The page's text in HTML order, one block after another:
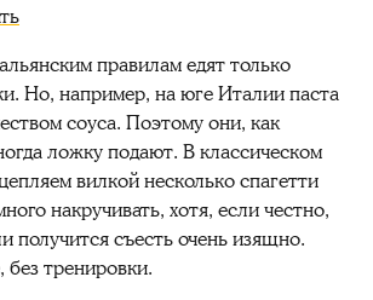
правилам едят только
Но, например, на юге Италии паста
соуса. Поэтому они, как
ложку подают. В классическом
вилкой несколько спагетти
накручивать, хотя, если честно,
получится съесть очень изящно.
тренировки.